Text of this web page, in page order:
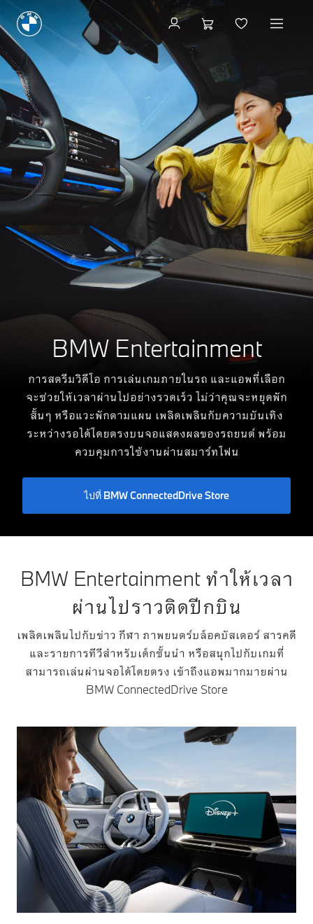
BMW Entertainment
การสตรีมวิดีโอ การเล่นเกมภายในรถ และแอพที่เลือก
จะช่วยให้เวลาผ่านไปอย่างรวดเร็ว ไม่ว่าคุณจะหยุดพัก
สั้นๆ หรือแวะพักตามแผน เพลิดเพลินกับความบันเทิง
ระหว่างรอได้โดยตรงบนจอแสดงผลของรถยนต์ พร้อม
ควบคุมการใช้งานผ่านสมาร์ทโฟน
ไปที่ BMW ConnectedDrive Store
BMW Entertainment ทำให้เวลา
ผ่านไปราวติดปีกบิน
เพลิดเพลินไปกับข่าว กีฬา ภาพยนตร์บล็อคบัสเตอร์ สารคดี
และรายการทีวีสำหรับเด็กชั้นนำ หรือสนุกไปกับเกมที่
สามารถเล่นผ่านจอได้โดยตรง เข้าถึงแอพมากมายผ่าน
BMW ConnectedDrive Store